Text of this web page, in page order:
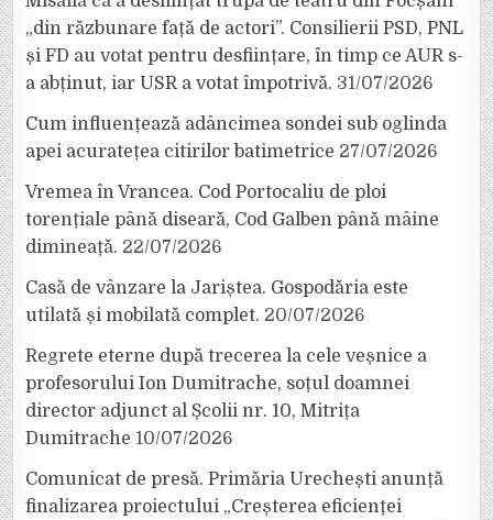
„din răzbunare față de actori”. Consilierii PSD, PNL
și FD au votat pentru desființare, în timp ce AUR s-
a abținut, iar USR a votat împotrivă. 31/07/2026
Cum influențează adâncimea sondei sub oglinda
apei acuratețea citirilor batimetrice 27/07/2026
Vremea în Vrancea. Cod Portocaliu de ploi
torențiale până diseară, Cod Galben până mâine
dimineață. 22/07/2026
Casă de vânzare la Jariștea. Gospodăria este
utilată și mobilată complet. 20/07/2026
Regrete eterne după trecerea la cele veșnice a
profesorului Ion Dumitrache, soțul doamnei
director adjunct al Școlii nr. 10, Mitrița
Dumitrache 10/07/2026
Comunicat de presă. Primăria Urechești anunță
finalizarea proiectului „Creșterea eficienței